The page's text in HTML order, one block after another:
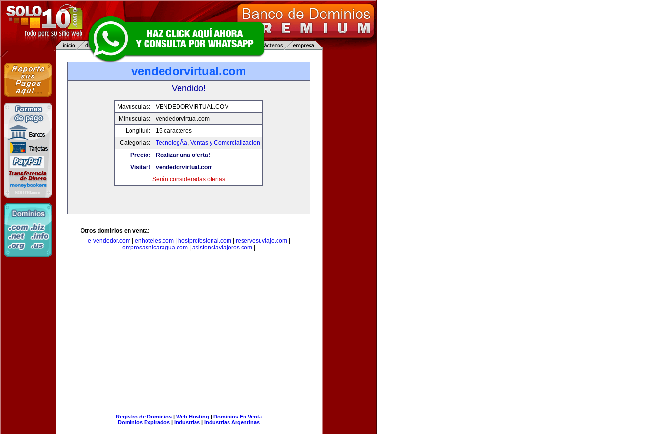
vendedorvirtual.com
Vendido!
Mayusculas:
VENDEDORVIRTUAL.COM
Minusculas:
vendedorvirtual.com
Longitud:
15 caracteres
Categorias:
TecnologÃ­a, Ventas y Comercializacion
Precio:
Realizar una oferta!
Visitar!
vendedorvirtual.com
Serán consideradas ofertas
Otros dominios en venta:
e-vendedor.com| enhoteles.com| hostprofesional.com| reservesuviaje.com|
empresasnicaragua.com
asistenciaviajeros.com
Registro de Dominios| Web Hosting | Dominios En Venta
Dominios Expirados | Industrias | Industrias Argentinas